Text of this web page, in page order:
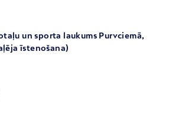
un sporta laukums Purvciemā,
īstenošana)